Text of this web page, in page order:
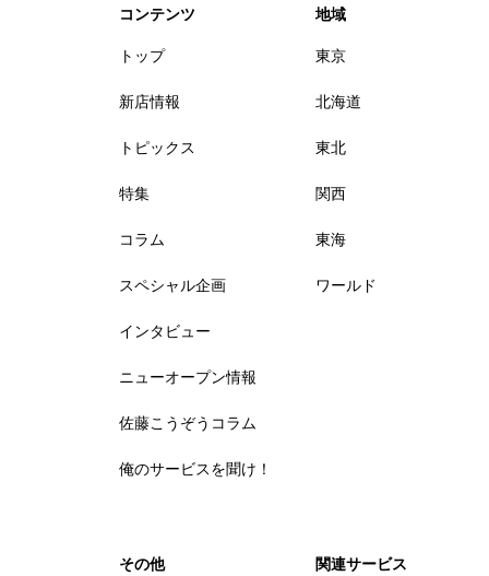
コンテンツ
トップ
新店情報
トピックス
特集
コラム
スペシャル企画
インタビュー
ニューオープン情報
佐藤こうぞうコラム
俺のサービスを聞け！
地域
東京
北海道
東北
関西
東海
ワールド
その他 関連サービス